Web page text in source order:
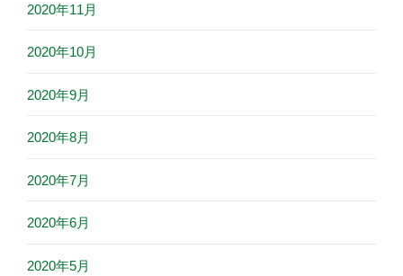
2020年11月
2020年10月
2020年9月
2020年8月
2020年7月
2020年6月
2020年5月